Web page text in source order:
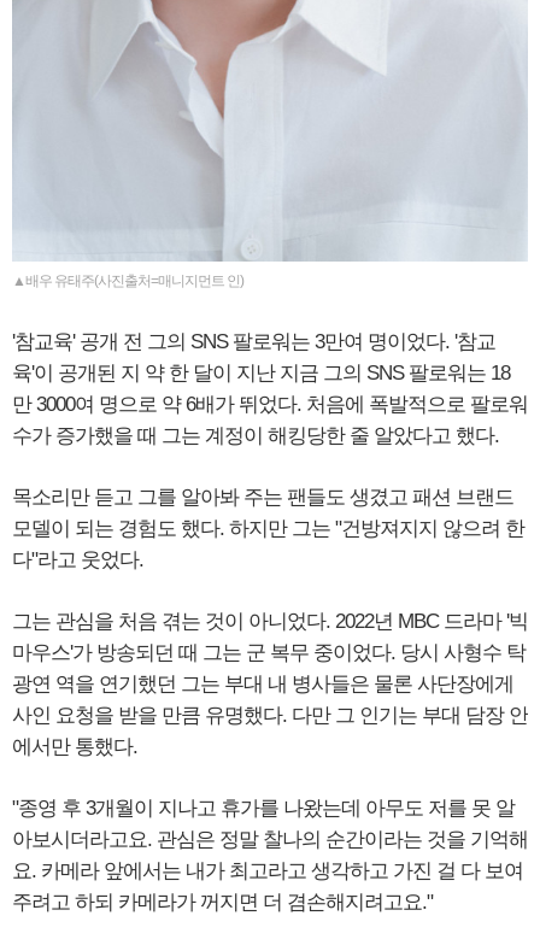
▲배우 유태주(사진출처=매니지먼트 인)
'참교육' 공개 전 그의 SNS 팔로워는 3만여 명이었다. '참교
육'이 공개된 지 약 한 달이 지난 지금 그의 SNS 팔로워는 18
만 3000여 명으로 약 6배가 뛰었다. 처음에 폭발적으로 팔로워
수가 증가했을 때 그는 계정이 해킹당한 줄 알았다고 했다.
목소리만 듣고 그를 알아봐 주는 팬들도 생겼고 패션 브랜드
모델이 되는 경험도 했다. 하지만 그는 "건방져지지 않으려 한
다"라고 웃었다.
그는 관심을 처음 겪는 것이 아니었다. 2022년 MBC 드라마 '빅
마우스'가 방송되던 때 그는 군 복무 중이었다. 당시 사형수 탁
광연 역을 연기했던 그는 부대 내 병사들은 물론 사단장에게
사인 요청을 받을 만큼 유명했다. 다만 그 인기는 부대 담장 안
에서만 통했다.
"종영 후 3개월이 지나고 휴가를 나왔는데 아무도 저를 못 알
아보시더라고요. 관심은 정말 찰나의 순간이라는 것을 기억해
요. 카메라 앞에서는 내가 최고라고 생각하고 가진 걸 다 보여
주려고 하되 카메라가 꺼지면 더 겸손해지려고요."